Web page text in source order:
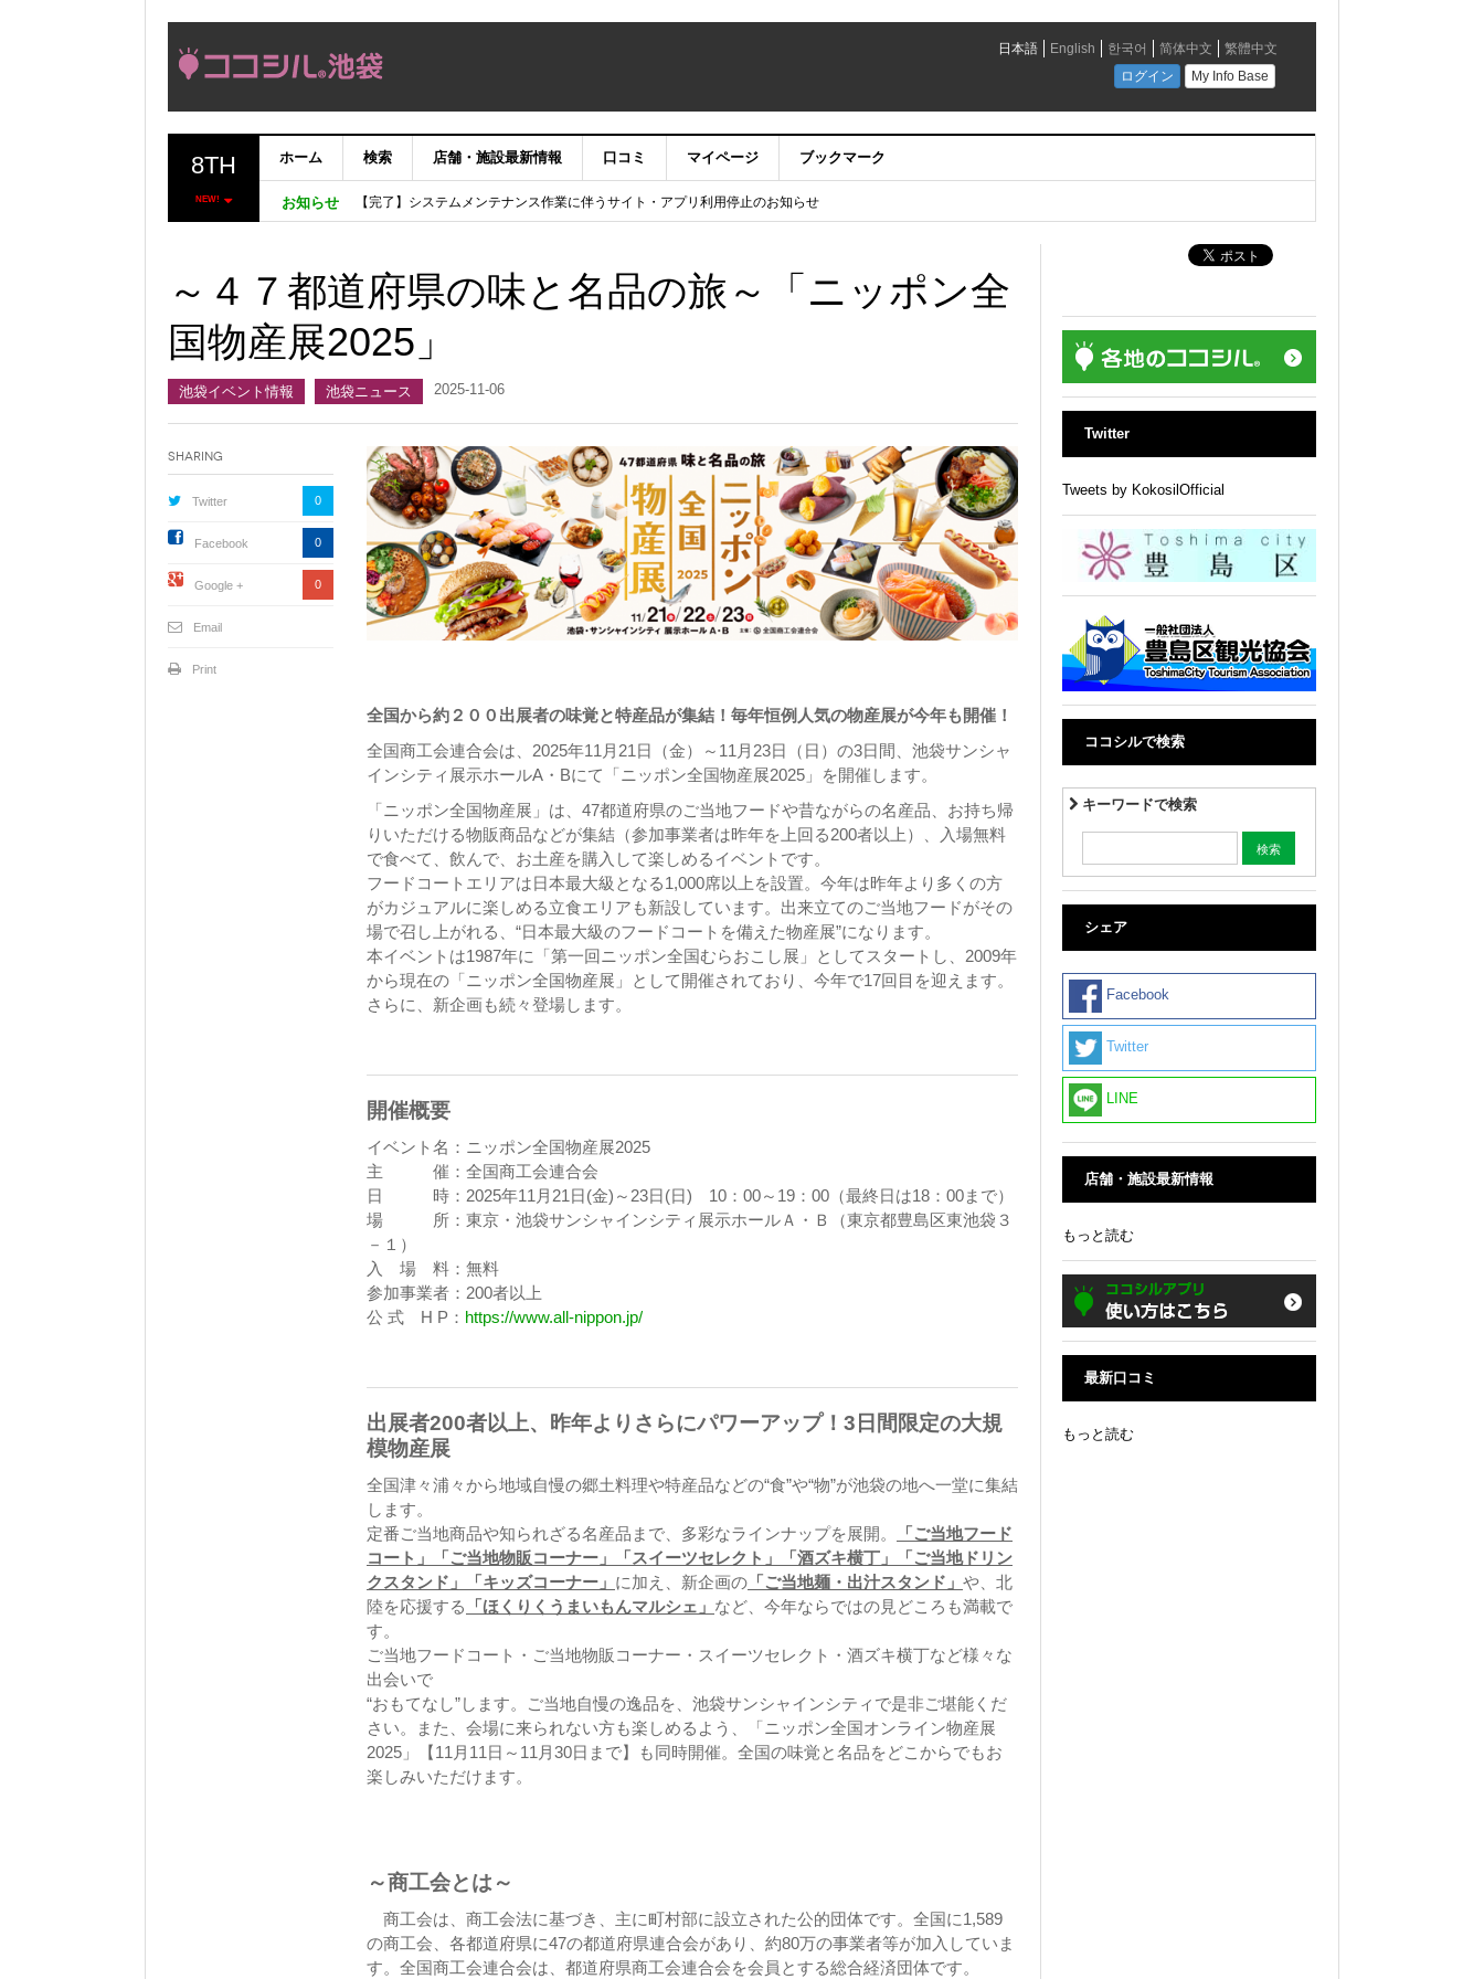
8TH
NEW!
ホーム 検索 店舗・施設最新情報 口コミ マイページ ブックマーク
お知らせ
【完了】システムメンテナンス作業に伴うサイト・アプリ利用停止のお知らせ
【重要：9月5日（火）22時】ココシル：アカウントサービス移行のお知らせ
「いま、困っている店舗の皆様を応援させていただきたい！」
～４７都道府県の味と名品の旅～「ニッポン全
国物産展2025」
池袋イベント情報 池袋ニュース 2025-11-06
全国から約２００出展者の味覚と特産品が集結！毎年恒例人気の物産展が今年も開催！
全国商工会連合会は、2025年11月21日（金）～11月23日（日）の3日間、池袋サンシャ
インシティ展示ホールA・Bにて「ニッポン全国物産展2025」を開催します。
「ニッポン全国物産展」は、47都道府県のご当地フードや昔ながらの名産品、お持ち帰
りいただける物販商品などが集結（参加事業者は昨年を上回る200者以上）、入場無料
で食べて、飲んで、お土産を購入して楽しめるイベントです。
フードコートエリアは日本最大級となる1,000席以上を設置。今年は昨年より多くの方
がカジュアルに楽しめる立食エリアも新設しています。出来立てのご当地フードがその
場で召し上がれる、“日本最大級のフードコートを備えた物産展”になります。
本イベントは1987年に「第一回ニッポン全国むらおこし展」としてスタートし、2009年
から現在の「ニッポン全国物産展」として開催されており、今年で17回目を迎えます。
さらに、新企画も続々登場します。
開催概要
イベント名：ニッポン全国物産展2025
主 催：全国商工会連合会
日 時：2025年11月21日(金)～23日(日) 10：00～19：00（最終日は18：00まで）
場 所：東京・池袋サンシャインシティ展示ホールＡ・Ｂ（東京都豊島区東池袋３
－１）
入 場 料：無料
参加事業者：200者以上
公 式 H P： https://www.all-nippon.jp/
出展者200者以上、昨年よりさらにパワーアップ！3日間限定の大規
模物産展
全国津々浦々から地域自慢の郷土料理や特産品などの“食”や“物”が池袋の地へ一堂に集結
します。
定番ご当地商品や知られざる名産品まで、多彩なラインナップを展開。
「ご当地フード
コート」「ご当地物販コーナー」「スイーツセレクト」「酒ズキ横丁」「ご当地ドリン
クスタンド」「キッズコーナー」 に加え、新企画の 「ご当地麺・出汁スタンド」 や、北
陸を応援する
「ほくりくうまいもんマルシェ」 など、今年ならではの見どころも満載で
す。
ご当地フードコート・ご当地物販コーナー・スイーツセレクト・酒ズキ横丁など様々な
出会いで
“おもてなし”します。ご当地自慢の逸品を、池袋サンシャインシティで是非ご堪能くだ
さい。また、会場に来られない方も楽しめるよう、「ニッポン全国オンライン物産展
2025」【11月11日～11月30日まで】も同時開催。全国の味覚と名品をどこからでもお
楽しみいただけます。
～商工会とは～
商工会は、商工会法に基づき、主に町村部に設立された公的団体です。全国に1,589
の商工会、各都道府県に47の都道府県連合会があり、約80万の事業者等が加入していま
す。全国商工会連合会は、都道府県商工会連合会を会員とする総合経済団体です。
Sharing
Twitter 0
Facebook 0
Google + 0
Email
Print
Twitter
Tweets by KokosilOfficial
ココシルで検索
キーワードで検索
シェア
Facebook
Twitter
LINE
店舗・施設最新情報
もっと読む
最新口コミ
もっと読む